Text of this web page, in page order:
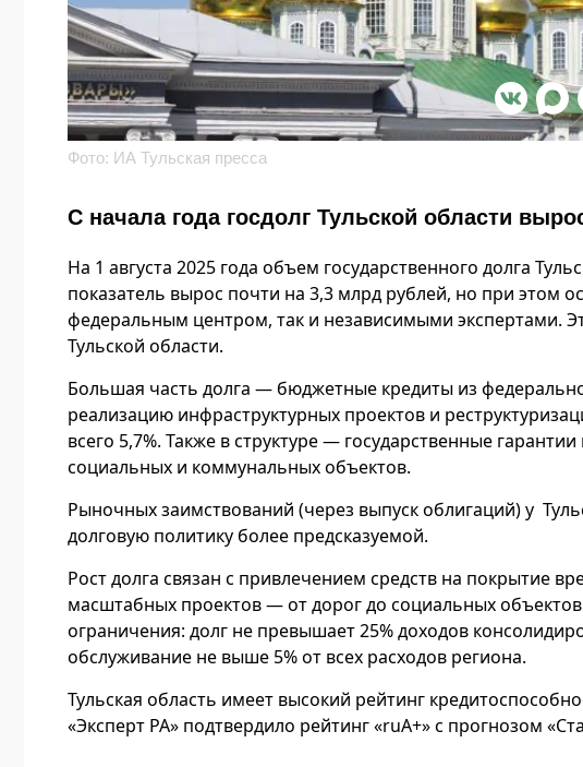
Фото: ИА Тульская пресса
С начала года госдолг Тульской области
На 1 августа 2025 года объем государственного долга
показатель вырос почти на 3,3 млрд рублей, но при этом
федеральным центром, так и независимыми экспертами.
Тульской области.
Большая часть долга — бюджетные кредиты из
реализацию инфраструктурных проектов и
всего 5,7%. Также в структуре — государственные
социальных и коммунальных объектов.
Рыночных заимствований (через выпуск облигаций) у
долговую политику более предсказуемой.
Рост долга связан с привлечением средств на покрытие
масштабных проектов — от дорог до социальных
ограничения: долг не превышает 25% доходов
обслуживание не выше 5% от всех расходов региона.
Тульская область имеет высокий рейтинг
«Эксперт РА» подтвердило рейтинг «ruA+» с прогнозом